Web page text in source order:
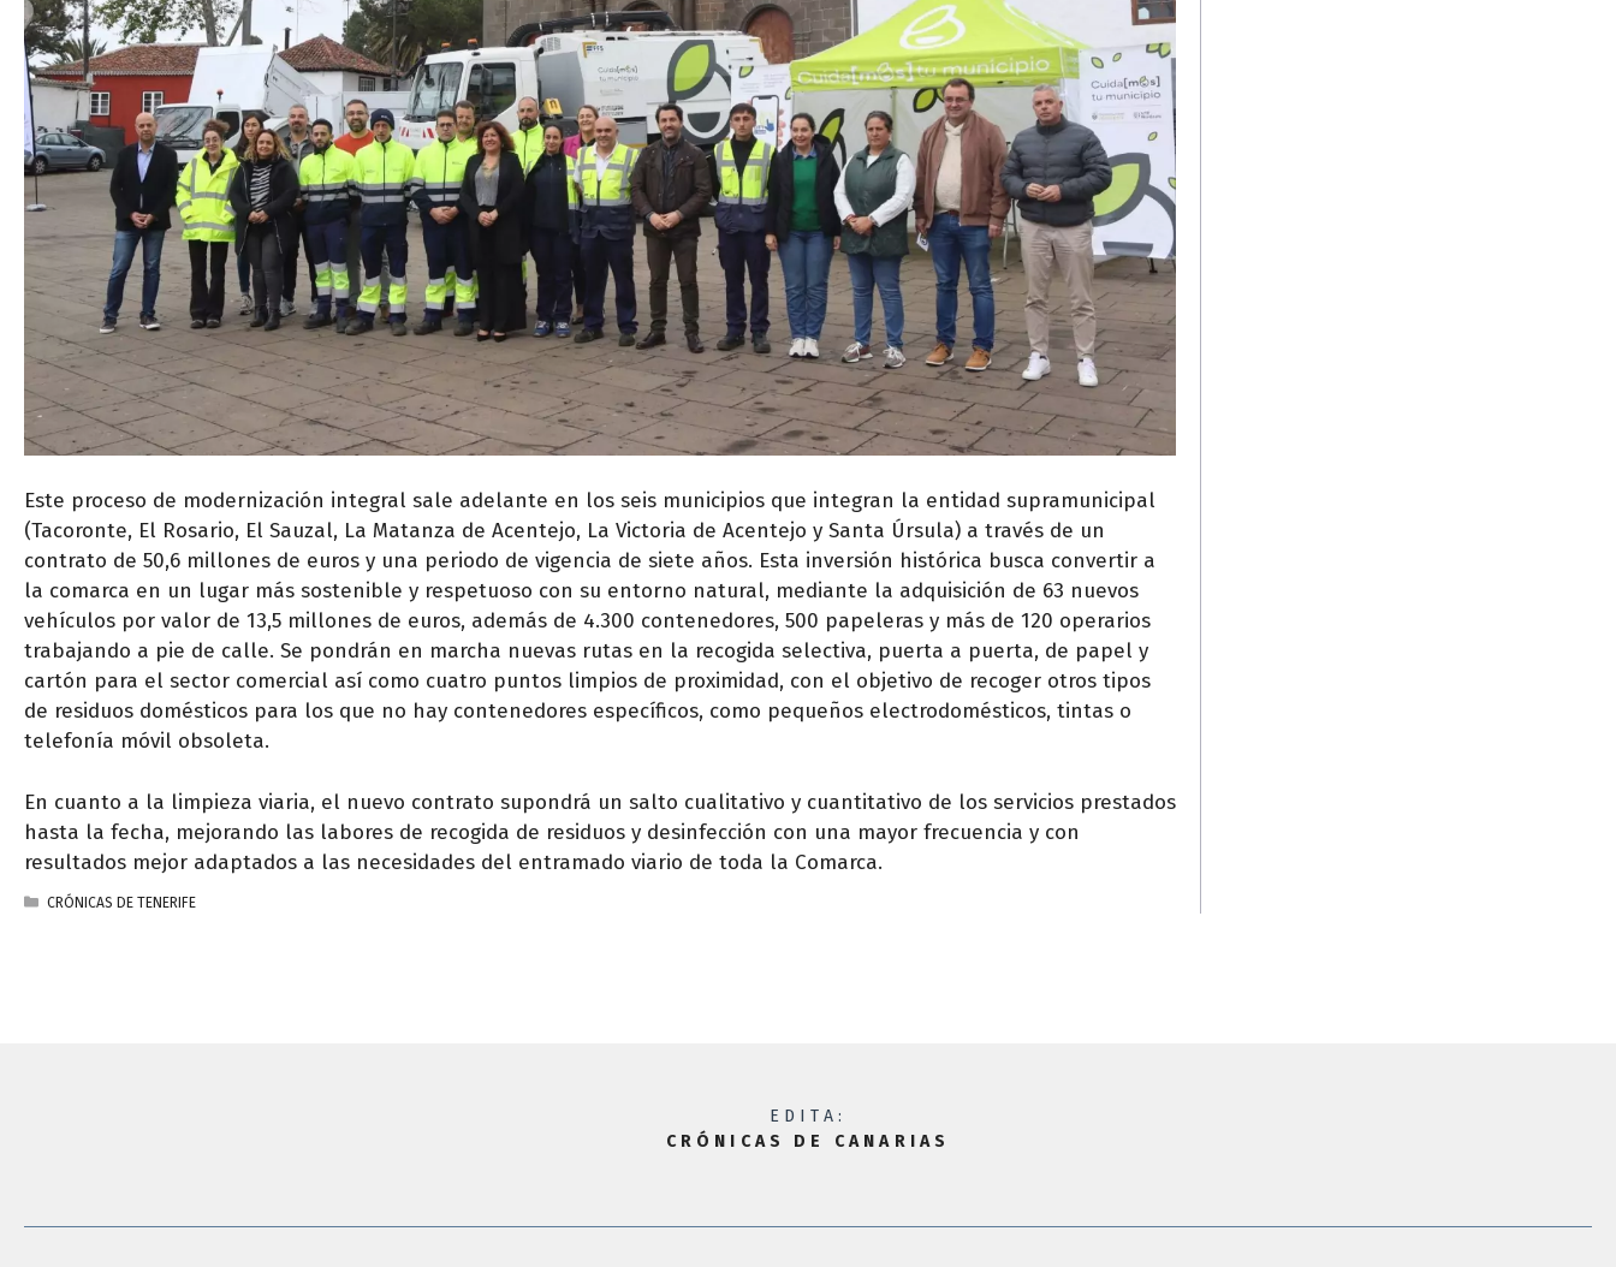
Este proceso de modernización integral sale adelante en los seis municipios que integran la entidad supramunicipal
(Tacoronte, El Rosario, El Sauzal, La Matanza de Acentejo, La Victoria de Acentejo y Santa Úrsula) a través de un
contrato de 50,6 millones de euros y una periodo de vigencia de siete años. Esta inversión histórica busca convertir a
la comarca en un lugar más sostenible y respetuoso con su entorno natural, mediante la adquisición de 63 nuevos
vehículos por valor de 13,5 millones de euros, además de 4.300 contenedores, 500 papeleras y más de 120 operarios
trabajando a pie de calle. Se pondrán en marcha nuevas rutas en la recogida selectiva, puerta a puerta, de papel y
cartón para el sector comercial así como cuatro puntos limpios de proximidad, con el objetivo de recoger otros tipos
de residuos domésticos para los que no hay contenedores específicos, como pequeños electrodomésticos, tintas o
telefonía móvil obsoleta.
En cuanto a la limpieza viaria, el nuevo contrato supondrá un salto cualitativo y cuantitativo de los servicios prestados
hasta la fecha, mejorando las labores de recogida de residuos y desinfección con una mayor frecuencia y con
resultados mejor adaptados a las necesidades del entramado viario de toda la Comarca.
CATEGORÍAS
CRÓNICAS DE TENERIFE
EDITA:
CRÓNICAS DE CANARIAS